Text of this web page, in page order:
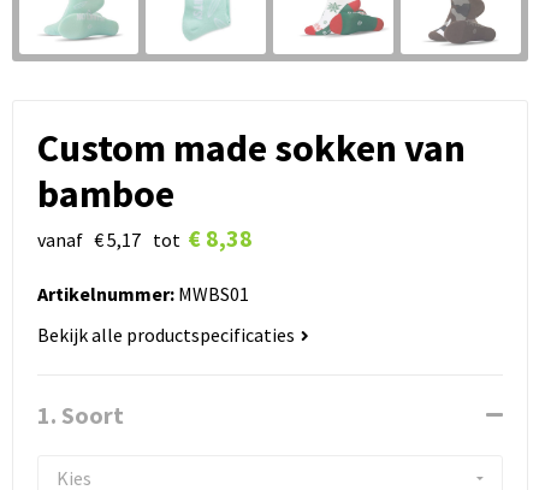
Custom made sokken van
bamboe
vanaf € 5,17 tot € 8,38
Artikelnummer:MWBS01
Bekijk alle productspecificaties
1. Soort